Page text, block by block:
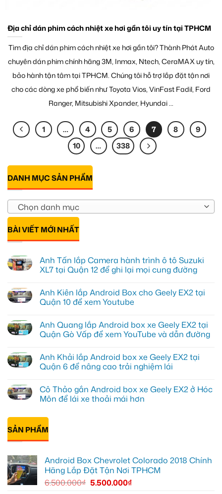
Địa chỉ dán phim cách nhiệt xe hơi gần tôi uy tín tại TPHCM
Tìm địa chỉ dán phim cách nhiệt xe hơi gần tôi? Thành Phát Auto
chuyên dán phim chính hãng 3M, Inmax, Ntech, CeraMAX uy tín,
bảo hành tận tâm tại TPHCM. Chúng tôi hỗ trợ lắp đặt tận nơi
cho các dòng xe phổ biến như Toyota Vios, VinFast Fadil, Ford
Ranger, Mitsubishi Xpander, Hyundai ...
1 … 4 5 6 7 8
9
10
… 338
DANH MỤC SẢN PHẨM
Chọn danh mục
BÀI VIẾT MỚI NHẤT
Anh Tấn lắp Camera hành trình ô tô Suzuki
XL7 tại Quận 12 để ghi lại mọi cung đường
bình
luận
ở
lắp
Camera
hành
tô
Suzuki
XL7
12
để
ghi
cung
đường
Anh Kiên lắp Android Box cho Geely EX2 tại
Quận 10 để xem Youtube
bình
luận
ở
lắp
Android
Box
EX2
tại
Quận
xem
Youtube
Anh Quang lắp Android box xe Geely EX2 tại
Quận Gò Vấp để xem YouTube và dẫn đường
bình
luận
ở
lắp
Android
box
EX2
tại
Quận
Gò
xem
YouTube
dẫn
đường
Anh Khải lắp Android box xe Geely EX2 tại
Quận 6 để nâng cao trải nghiệm lái
bình
luận
ở
Android
box
xe
tại
Quận
nâng
Cô Thảo gắn Android box xe Geely EX2 ở Hóc
Môn để lái xe thoải mái hơn
có
luận
ở
Cô
Android
box
Geely
EX2
SẢN PHẨM
Android Box Chevrolet Colorado 2018 Chính
Hãng Lắp Đặt Tận Nơi TPHCM
6.500.000₫ 5.500.000₫